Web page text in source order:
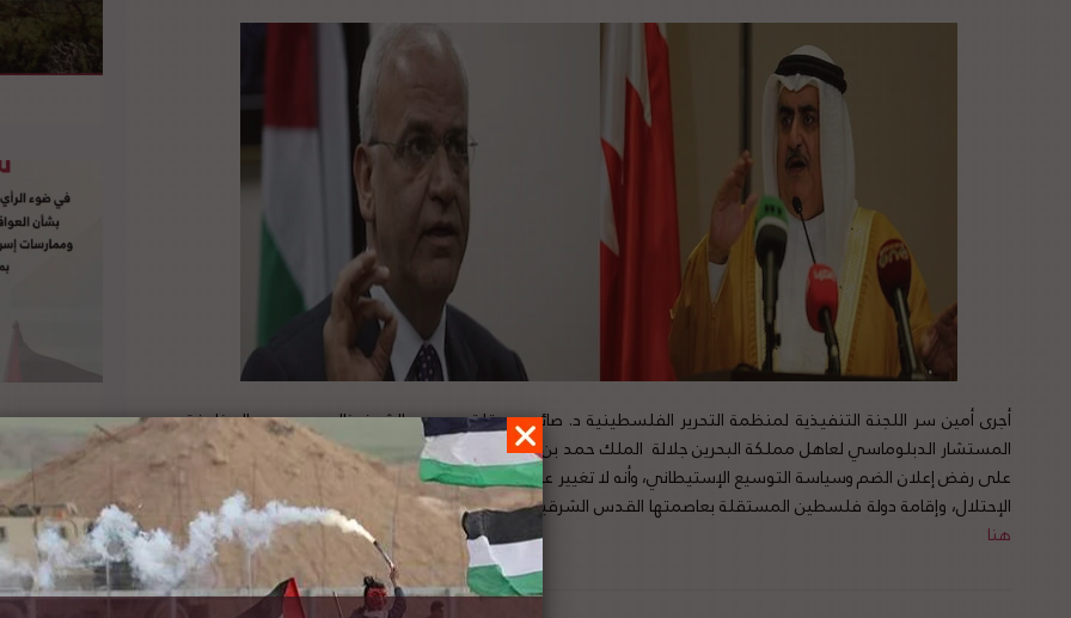
أجرى أمين سر اللجنة التنفيذية لمنظمة التحرير الفلسطينية د. صائب عريقات و سمو الشيخ خالد بن محمد ال خليفة
المستشار الدبلوماسي لعاهل مملكة البحرين جلالة الملك حمد بن عيسى ال خليفة محادثة هاتفية، أكد الجانبان خلالها
على رفض إعلان الضم وسياسة التوسيع الإستيطاني، وأنه لا تغيير على مبادرة السلام العربية، والتي تقضي بوجوب إنهاء
الإحتلال، وإقامة دولة فلسطين المستقلة بعاصمتها القدس الشرقية على حدود 1967. لتفاصيل الخبر ومصدره الأصلي،
هنا